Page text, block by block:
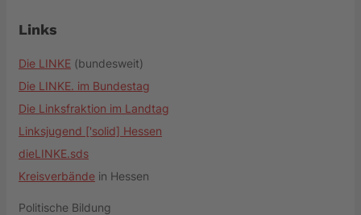
Links
Die LINKE (bundesweit)
Die LINKE. im Bundestag
Die Linksfraktion im Landtag
Linksjugend ['solid] Hessen
dieLINKE.sds
Kreisverbände in Hessen
Politische Bildung